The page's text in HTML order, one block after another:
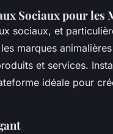
Sociaux pour les
sociaux, et
marques
et services.
idéale pour